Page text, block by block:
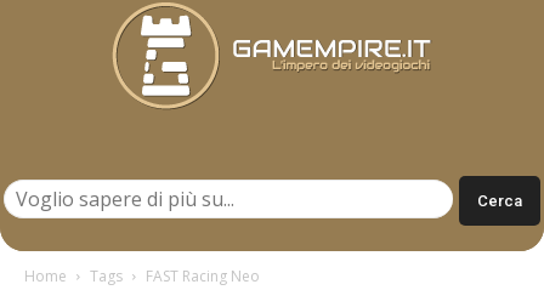
Home Tags FAST Racing Neo